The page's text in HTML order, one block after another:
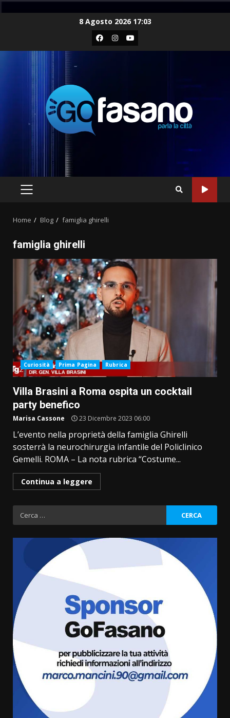
8 Agosto 2026 17:03
Facebook
Instagram
Youtube
PRIMARY
Home Blog famiglia ghirelli
famiglia ghirelli
Curiosità Prima Pagina Rubrica
Villa Brasini a Roma ospita un cocktail
party benefico
Marisa Cassone 23 Dicembre 2023 06:00
L’evento nella proprietà della famiglia Ghirelli
sosterrà la neurochirurgia infantile del Policlinico
Gemelli. ROMA – La nota rubrica “Costume...
Continua a leggere
Ricerca
per:
Politiche Giovanili e Mobilità
Sostenibile: premiati gli studenti
universitari del bando “La strada
giusta”
8 Agosto 2026 07:15
“I Contestatori: Musica di
Rivoluzione”: nuovo
appuntamento con “Fasano in
Banda”